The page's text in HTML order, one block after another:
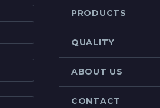
PRODUCTS
QUALITY
ABOUT US
CONTACT